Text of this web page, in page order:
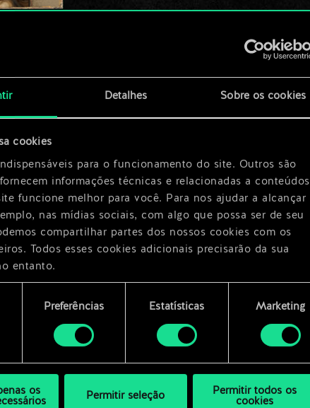
Detalhes Sobre os cookies
cookies
para o funcionamento do site. Outros são
informações técnicas e relacionadas a conteúdos
funcione melhor para você. Para nos ajudar a alcançar
nas mídias sociais, com algo que possa ser de seu
compartilhar partes dos nossos cookies com os
Todos esses cookies adicionais precisarão da sua
entanto.
todos os detalhes sobre o uso de cookies e poderá
Preferências Estatísticas Marketing
os
Permitir seleção
Permitir todos os
cookies